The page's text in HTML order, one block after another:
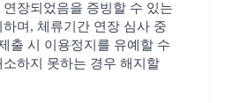
장되었음을 증빙할 수 있는
며, 체류기간 연장 심사 중
출 시 이용정지를 유예할 수
하지 못하는 경우 해지할